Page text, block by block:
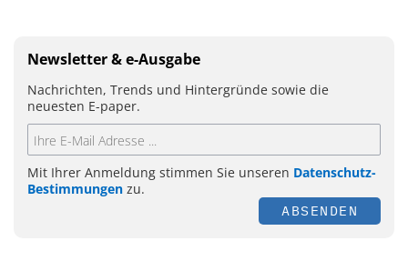
Newsletter & e-Ausgabe
Nachrichten, Trends und Hintergründe sowie die
neuesten E-paper.
Mit Ihrer Anmeldung stimmen Sie unseren Datenschutz-
Bestimmungen zu.
ABSENDEN